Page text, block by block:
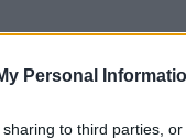
Personal
to third parties,
bez
hrdlom v porovnaní